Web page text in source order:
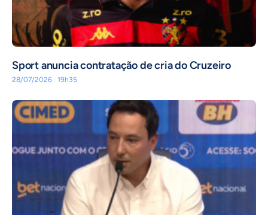
Sport anuncia contratação de cria do Cruzeiro
28/07/2026 · 19h35